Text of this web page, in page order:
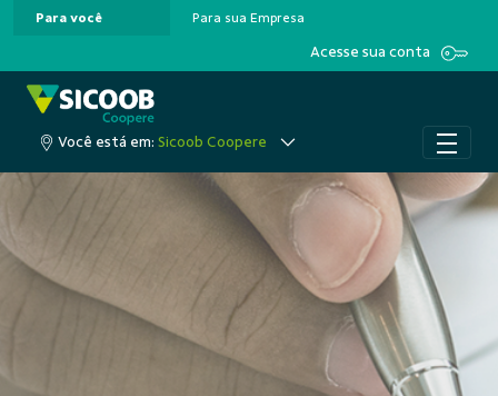
Pular para o Conteúdo principal
Para você Para sua Empresa
Acesse sua conta
Você está em: Sicoob Coopere